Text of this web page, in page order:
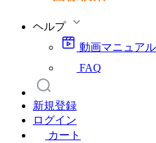
ヘルプ
動画マニュアル
FAQ
新規登録
ログイン
カート